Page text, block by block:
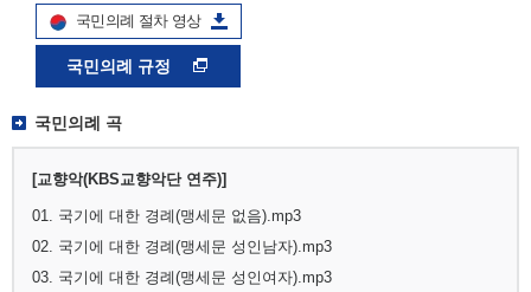
국민의례 절차 영상
국민의례 규정
국민의례 곡
[교향악(KBS교향악단 연주)]
01. 국기에 대한 경례(맹세문 없음).mp3
02. 국기에 대한 경례(맹세문 성인남자).mp3
03. 국기에 대한 경례(맹세문 성인여자).mp3